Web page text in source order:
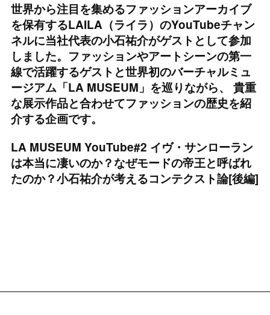
世界から注目を集めるファッションアーカイブ
を保有するLAILA（ライラ）のYouTubeチャン
ネルに当社代表の小石祐介がゲストとして参加
しました。ファッションやアートシーンの第一
線で活躍するゲストと世界初のバーチャルミュ
ージアム「LA MUSEUM」を巡りながら、 貴重
な展示作品と合わせてファッションの歴史を紹
介する企画です。
LA MUSEUM YouTube#2 イヴ・サンローラン
は本当に凄いのか？なぜモードの帝王と呼ばれ
たのか？小石祐介が考えるコンテクスト論[後編]